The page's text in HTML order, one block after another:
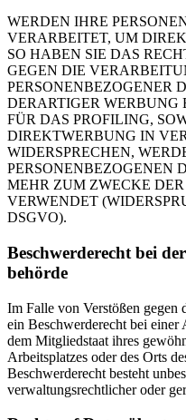
WERDEN IHRE
VERARBEITET, UM
SO HABEN SIE DAS
GEGEN DIE
PERSONENBEZOGENER
DERARTIGER WERBUNG
FÜR DAS PROFILING,
DIREKTWERBUNG IN
WIDERSPRECHEN,
PERSONENBEZOGENEN
MEHR ZUM ZWECKE
VERWENDET
DSGVO).
Beschwerde­recht bei
behörde
Im Falle von Verstößen
ein Beschwerderecht bei einer
dem Mitgliedstaat ihres
Arbeitsplatzes oder des Orts
Beschwerderecht besteht
verwaltungsrechtlicher oder